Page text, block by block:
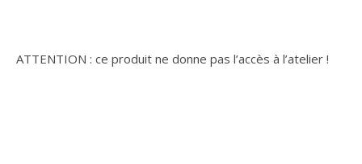
ATTENTION : ce produit ne donne pas l’accès à l’atelier !